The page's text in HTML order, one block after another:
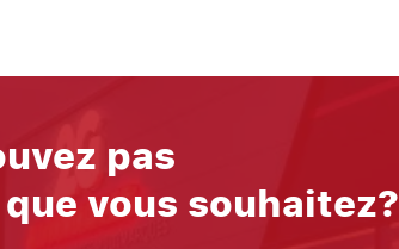
pas
vous souhaitez?